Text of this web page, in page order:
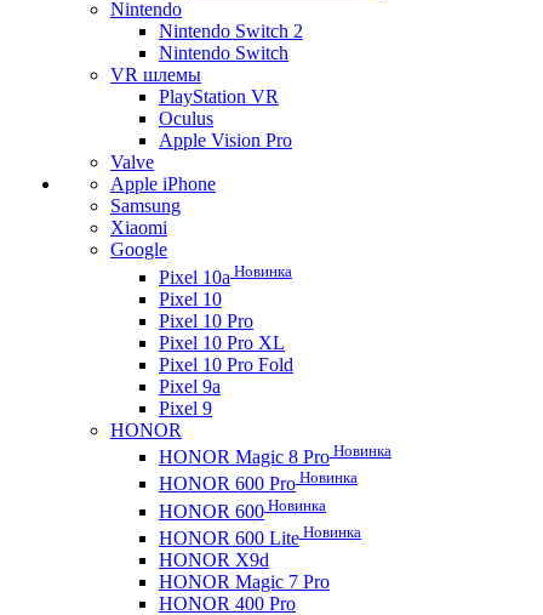
Nintendo
Nintendo Switch 2
Nintendo Switch
VR шлемы
PlayStation VR
Oculus
Apple Vision Pro
Valve
Apple iPhone
Samsung
Xiaomi
Google
Pixel 10a Новинка
Pixel 10
Pixel 10 Pro
Pixel 10 Pro XL
Pixel 10 Pro Fold
Pixel 9a
Pixel 9
HONOR
HONOR Magic 8 Pro Новинка
HONOR 600 Pro Новинка
HONOR 600 Новинка
HONOR 600 Lite Новинка
HONOR X9d
HONOR Magic 7 Pro
HONOR 400 Pro